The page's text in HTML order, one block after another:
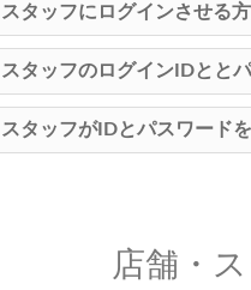
スタッフにログインさせる
スタッフのログインIDとと
スタッフがIDとパスワード
店舗・